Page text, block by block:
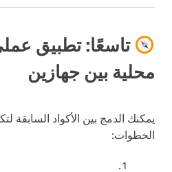
تاسعًا: تطبيق
محلية بين جهازين
يمكنك الدمج بين الأكواد السابقة
الخطوات: